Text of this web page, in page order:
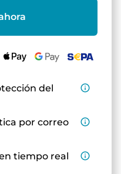
del
info_outline
por correo
info_outline
tiempo real info_outline